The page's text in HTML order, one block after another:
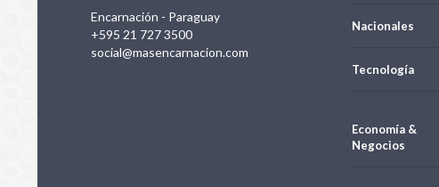
Encarnación - Paraguay
+595 21 727 3500
social@masencarnacion.com
Nacionales
Tecnología
Economía &
Negocios